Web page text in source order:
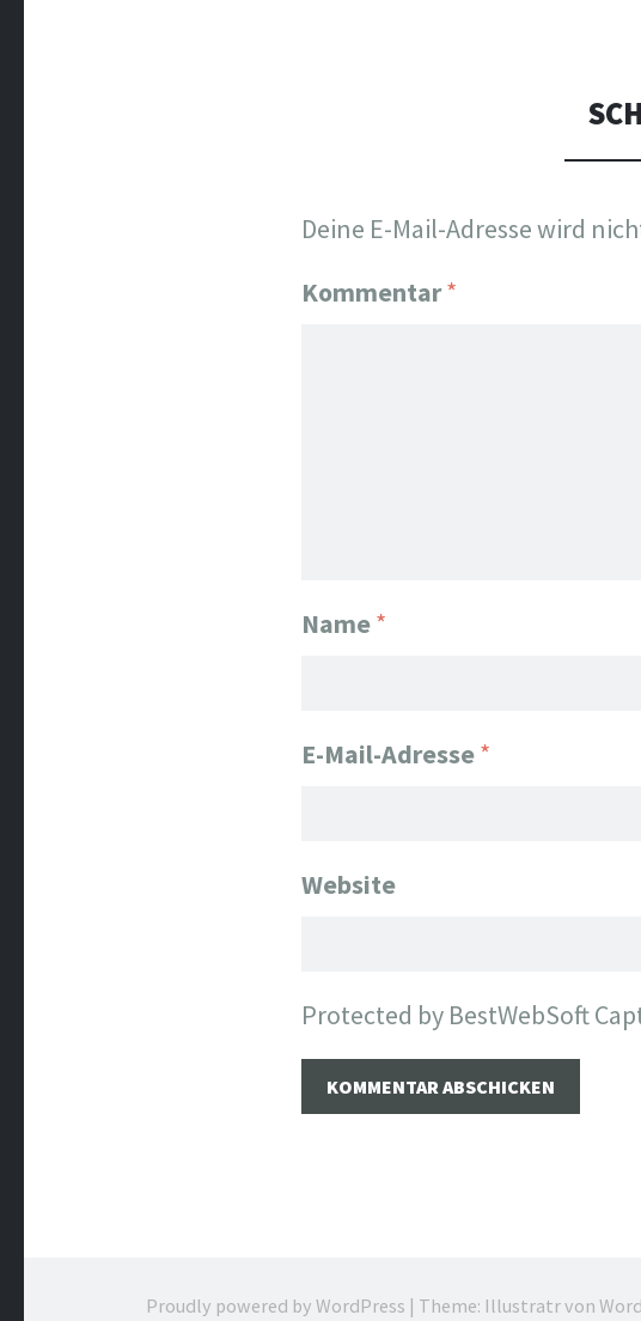
Deine E-Mail-Adresse wird
Kommentar*
Name*
E-Mail-Adresse*
Website
Protected by BestWebSoft
Proudly powered by WordPress | Theme: Illustratr von